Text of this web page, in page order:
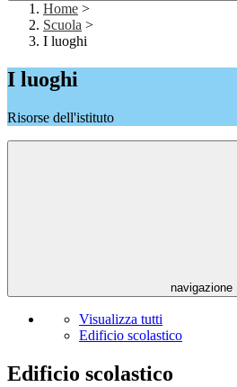
Home >
Scuola >
I luoghi
I luoghi
Risorse dell'istituto
navigazione
Visualizza tutti
Edificio scolastico
Edificio scolastico